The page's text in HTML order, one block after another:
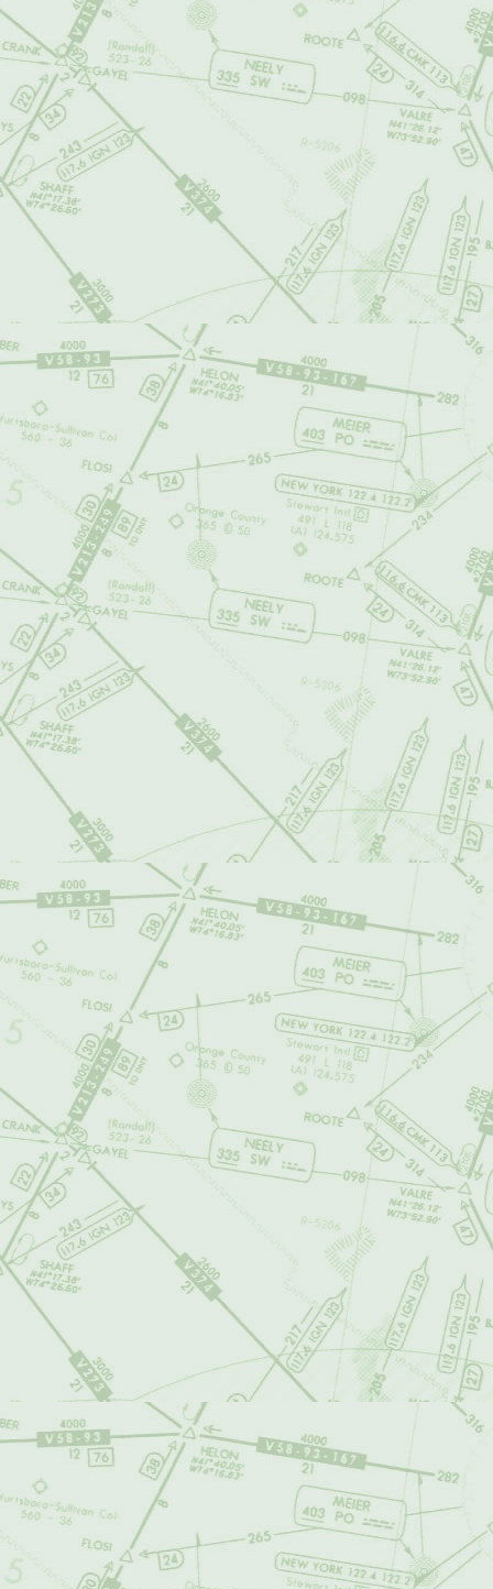
Infrinja las
de las
Sea
otra
otorgadas y
Contenga
Incorpore
y/o
Contenga
otros
Infrinja las
intimidad
Contenga
carácter
(correo no
En relación con
airalandalus.org
información
los daños o
airalandalus.org
contenido que
aviso,
contenidos, a
Los aportes de
de autor
por parte de
cada caso, al
Nota importante:
usuarios a
vulnerara algún
posible para
2. DE LOS
airalandalus.org
usuarios, dicho
y/o educativo, o
airalandalus.org
pueda contener
forma, los
3. DE LOS
airalandalus.org
contenidos del
falsedades, no
De igual
acuerdo por
airalandalus.org
manera. La
ningún modo la